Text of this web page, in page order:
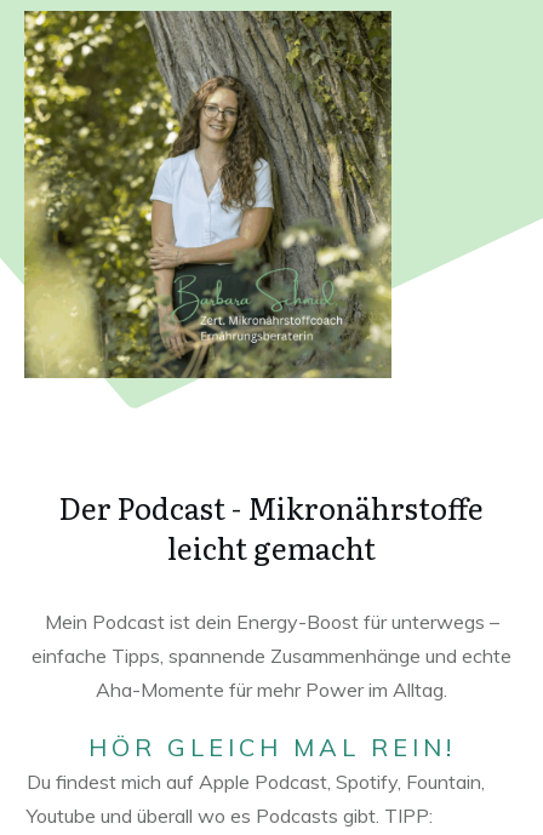
Der Podcast - Mikronährstoffe
leicht gemacht
Mein Podcast ist dein Energy-Boost für unterwegs –
einfache Tipps, spannende Zusammenhänge und echte
Aha-Momente für mehr Power im Alltag.
HÖR GLEICH MAL REIN!
Du findest mich auf Apple Podcast, Spotify, Fountain,
Youtube und überall wo es Podcasts gibt. TIPP: